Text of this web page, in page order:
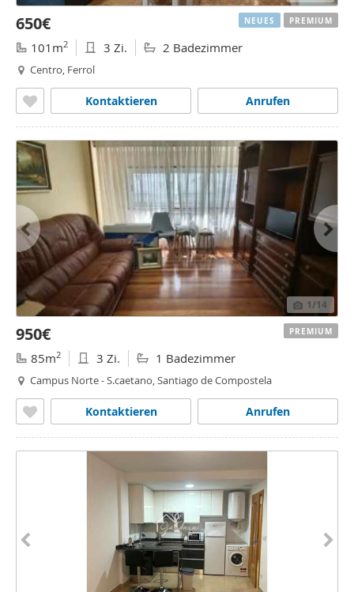
650€
101m2 3 Zi. 2 Badezimmer
Centro, Ferrol
Anrufen
Kontaktieren
NEUES PREMIUM
1/14
950€
85m2 3 Zi. 1 Badezimmer
Campus Norte - S.caetano, Santiago de Compostela
Anrufen
Kontaktieren
PREMIUM